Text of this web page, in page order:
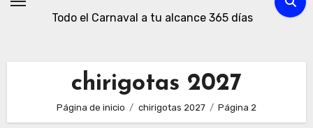
Todo el Carnaval a tu alcance 365 días
chirigotas 2027
Página de inicio chirigotas 2027 Página 2